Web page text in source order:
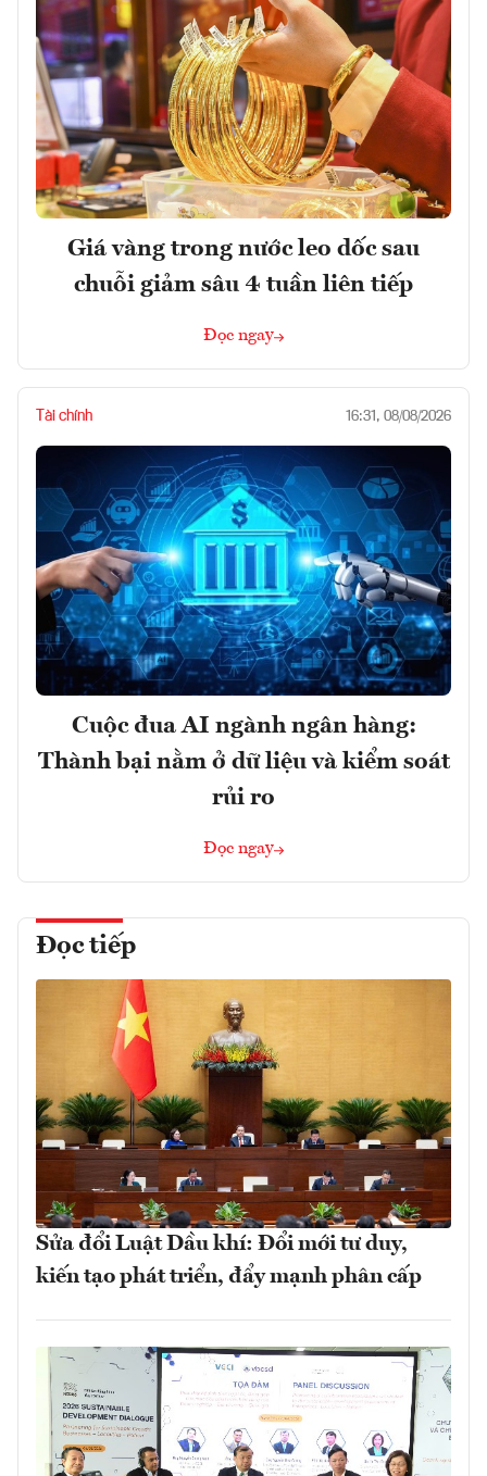
Giá vàng trong nước leo dốc sau
chuỗi giảm sâu 4 tuần liên tiếp
Đọc ngay
Tài chính 16:31, 08/08/2026
Cuộc đua AI ngành ngân hàng:
Thành bại nằm ở dữ liệu và kiểm soát
rủi ro
Đọc ngay
Đọc tiếp
Sửa đổi Luật Dầu khí: Đổi mới tư duy,
kiến tạo phát triển, đẩy mạnh phân cấp